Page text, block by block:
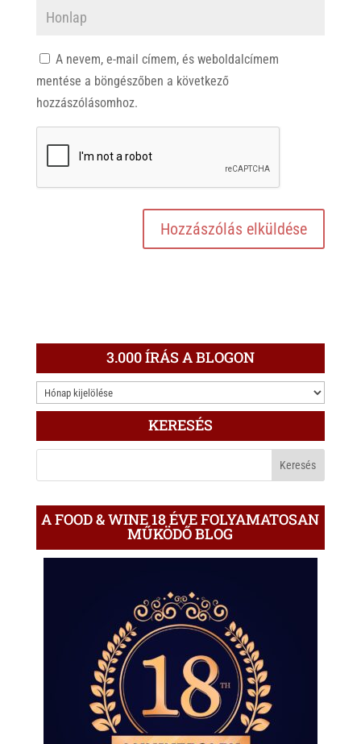
A nevem, e-mail címem, és weboldalcímem
mentése a böngészőben a következő
hozzászólásomhoz.
3.000 ÍRÁS A BLOGON
3.000
ÍRÁS
KERESÉS
A FOOD & WINE 18 ÉVE FOLYAMATOSAN
MŰKÖDŐ BLOG